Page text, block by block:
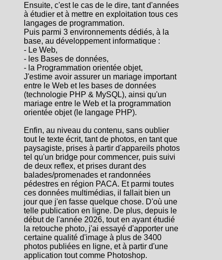
Ensuite, c'est le cas de le dire, tant d'années
à étudier et à mettre en exploitation tous ces
langages de programmation.
Puis parmi 3 environnements dédiés, à la
base, au développement informatique :
- Le Web,
- les Bases de données,
- la Programmation orientée objet,
J'estime avoir assurer un mariage important
entre le Web et les bases de données
(technologie PHP & MySQL), ainsi qu'un
mariage entre le Web et la programmation
orientée objet (le langage PHP).
Enfin, au niveau du contenu, sans oublier
tout le texte écrit, tant de photos, en tant que
paysagiste, prises à partir d'appareils photos
tel qu'un bridge pour commencer, puis suivi
de deux reflex, et prises durant des
balades/promenades et randonnées
pédestres en région PACA. Et parmi toutes
ces données multimédias, il fallait bien un
jour que j'en fasse quelque chose. D'où une
telle publication en ligne. De plus, depuis le
début de l'année 2026, tout en ayant étudié
la retouche photo, j'ai essayé d'apporter une
certaine qualité d'image à plus de 3400
photos publiées en ligne, et à partir d'une
application tout comme Photoshop.